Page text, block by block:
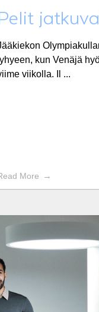
lyhyeen, kun Venäjä
viikolla. Il ...
More